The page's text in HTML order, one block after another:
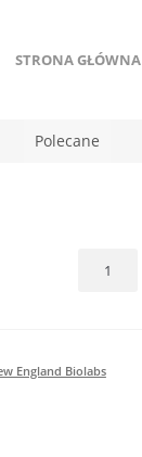
STRONA GŁÓWNA
Polecane
England Biolabs